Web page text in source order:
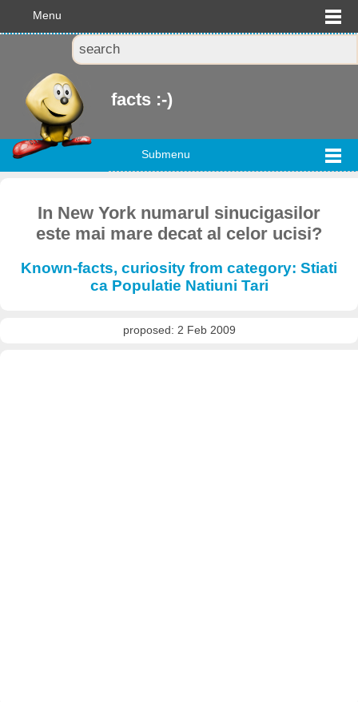
Menu
facts :-)
Submenu
In New York numarul sinucigasilor
este mai mare decat al celor ucisi?
Known-facts, curiosity from category: Stiati
ca Populatie Natiuni Tari
proposed: 2 Feb 2009